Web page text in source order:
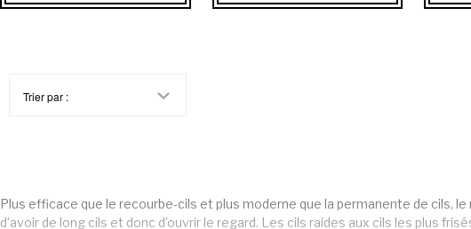
Plus efficace que le recourbe-cils et plus moderne que la permanente de cils,
d’avoir de long cils et donc d’ouvrir le regard. Les cils raides aux cils les plus